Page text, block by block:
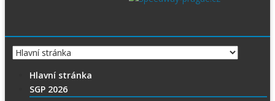
Hlavní stránka
SGP 2026